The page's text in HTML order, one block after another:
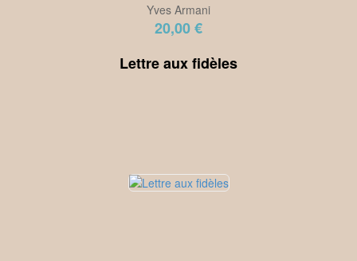
Yves Armani
20,00 €
Lettre aux fidèles